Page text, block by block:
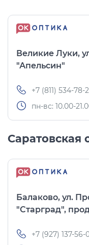
Великие Луки,
"Апельсин"
+7 (811) 534-
пн-вс: 10.00-
Саратовская
Балаково, ул.
"Старград",
+7 (927) 137-56-